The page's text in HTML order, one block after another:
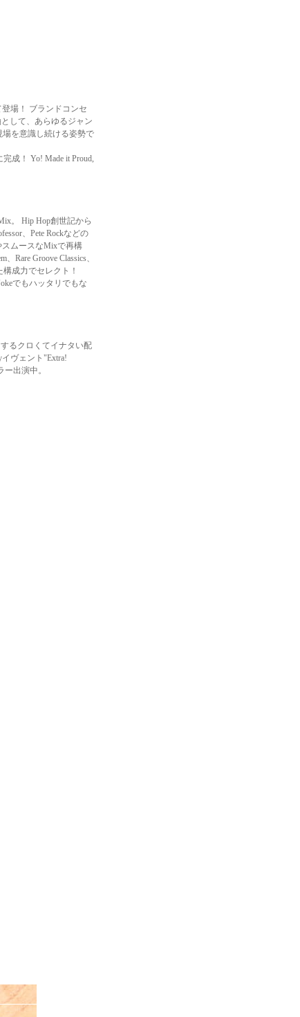
登場！ ブランドコンセ
して、あらゆるジャン
を意識し続ける姿勢で
成！ Yo! Made it Proud,
。 Hip Hop創世記から
、Pete Rockなどの
スムースなMixで再構
Rare Groove Classics、
成力でセレクト！
でもハッタリでもな
するクロくてイナタい配
ヴェント"Extra!
出演中。